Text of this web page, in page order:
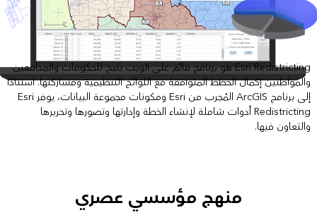
Esri Redistricting هو برنامج قائم على الويب يتيح للحكومات والمدافعين
والمواطنين إكمال الخطط المتوافقة مع اللوائح التنظيمية ومشاركتها. استنادًا
إلى برنامج ArcGIS المُجرب من Esri ومكونات مجموعة البيانات، يوفر Esri
Redistricting أدوات شاملة لإنشاء الخطة وإدارتها وتصورها وتحريرها
والتعاون فيها.
منهج مؤسسي عصري